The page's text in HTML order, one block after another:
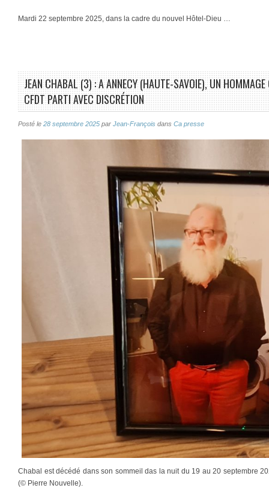
Mardi 22 septembre 2025, dans la cadre du nouvel Hôtel-Dieu …
JEAN CHABAL (3) : A ANNECY (HAUTE-SAVOIE), UN
CFDT PARTI AVEC DISCRÉTION
Posté le 28 septembre 2025 par Jean-François dans Ca presse
Chabal est décédé dans son sommeil das la nuit du 19 au 20 septembre
(© Pierre Nouvelle).